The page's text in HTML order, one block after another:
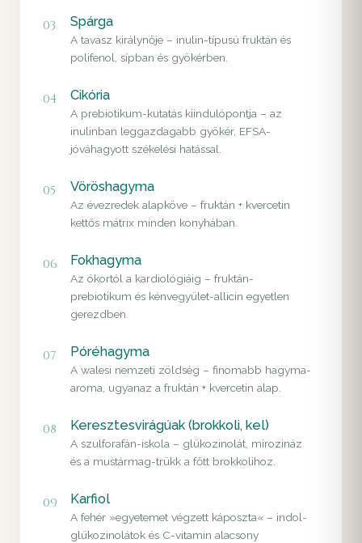
03 Spárga
A tavasz királynője – inulin-típusú fruktán és
polifenol, sípban és gyökérben.
04 Cikória
A prebiotikum-kutatás kiindulópontja – az
inulinban leggazdagabb gyökér, EFSA-
jóváhagyott székelési hatással.
05 Vöröshagyma
Az évezredek alapköve – fruktán + kvercetin
kettős mátrix minden konyhában.
06 Fokhagyma
Az ókortól a kardiológiáig – fruktán-
prebiotikum és kénvegyület-allicin egyetlen
gerezdben.
07 Póréhagyma
A walesi nemzeti zöldség – finomabb hagyma-
aroma, ugyanaz a fruktán + kvercetin alap.
08 Keresztesvirágúak (brokkoli, kel)
A szulforafán-iskola – glükozinolát, mirozináz
és a mustármag-trükk a főtt brokkolihoz.
09 Karfiol
A fehér »egyetemet végzett káposzta« – indol-
glükozinolátok és C-vitamin alacsony